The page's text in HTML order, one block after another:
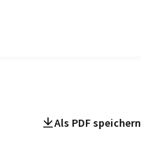
Als PDF speichern